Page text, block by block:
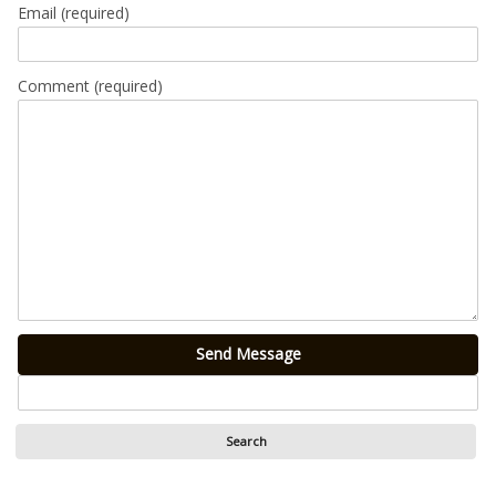
Email (required)
Comment (required)
Send Message